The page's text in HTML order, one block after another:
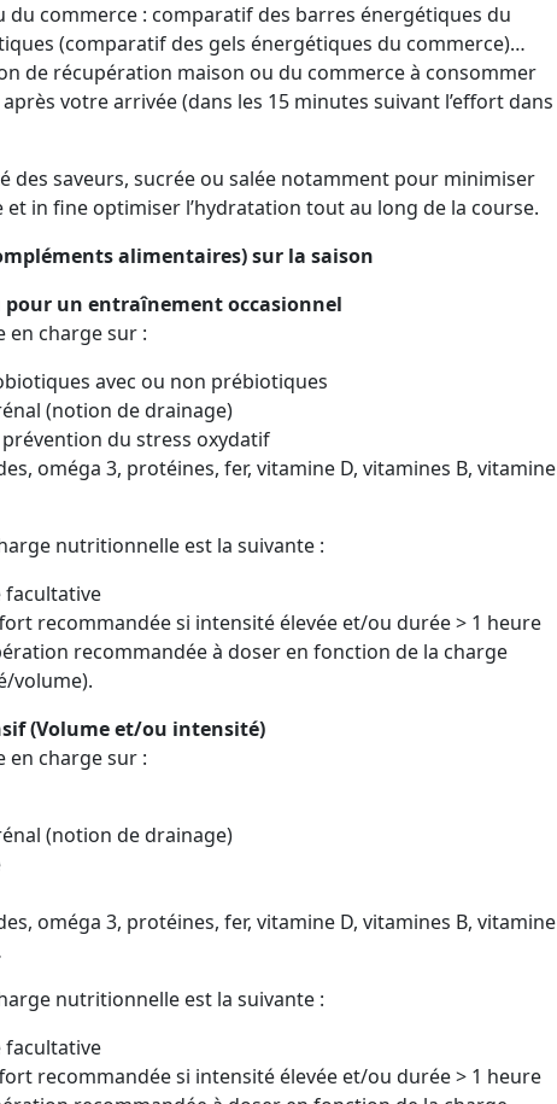
du commerce : comparatif des barres énergétiques du
(comparatif des gels énergétiques du commerce)…
de récupération maison ou du commerce à consommer
votre arrivée (dans les 15 minutes suivant l’effort dans
des saveurs, sucrée ou salée notamment pour minimiser
in fine optimiser l’hydratation tout au long de la course.
alimentaires) sur la saison
pour un entraînement occasionnel
en charge sur :
avec ou non prébiotiques
(notion de drainage)
du stress oxydatif
oméga 3, protéines, fer, vitamine D, vitamines B, vitamine
nutritionnelle est la suivante :
facultative
recommandée si intensité élevée et/ou durée > 1 heure
recommandée à doser en fonction de la charge
volume).
(Volume et/ou intensité)
en charge sur :
(notion de drainage)
oméga 3, protéines, fer, vitamine D, vitamines B, vitamine
nutritionnelle est la suivante :
facultative
recommandée si intensité élevée et/ou durée > 1 heure